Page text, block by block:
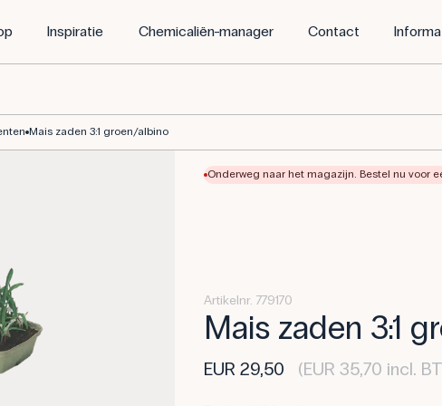
Inspiratie Chemicaliën-manager Contact
Mais zaden 3:1 groen/albino
Onderweg naar het magazijn. Bestel nu voor
Artikelnr. 779170
Mais zaden 3:1
EUR 29,50 (EUR 35,70 incl.